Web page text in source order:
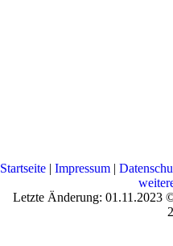
Startseite | Impressum |
Letzte Änderung: 01.11.2023